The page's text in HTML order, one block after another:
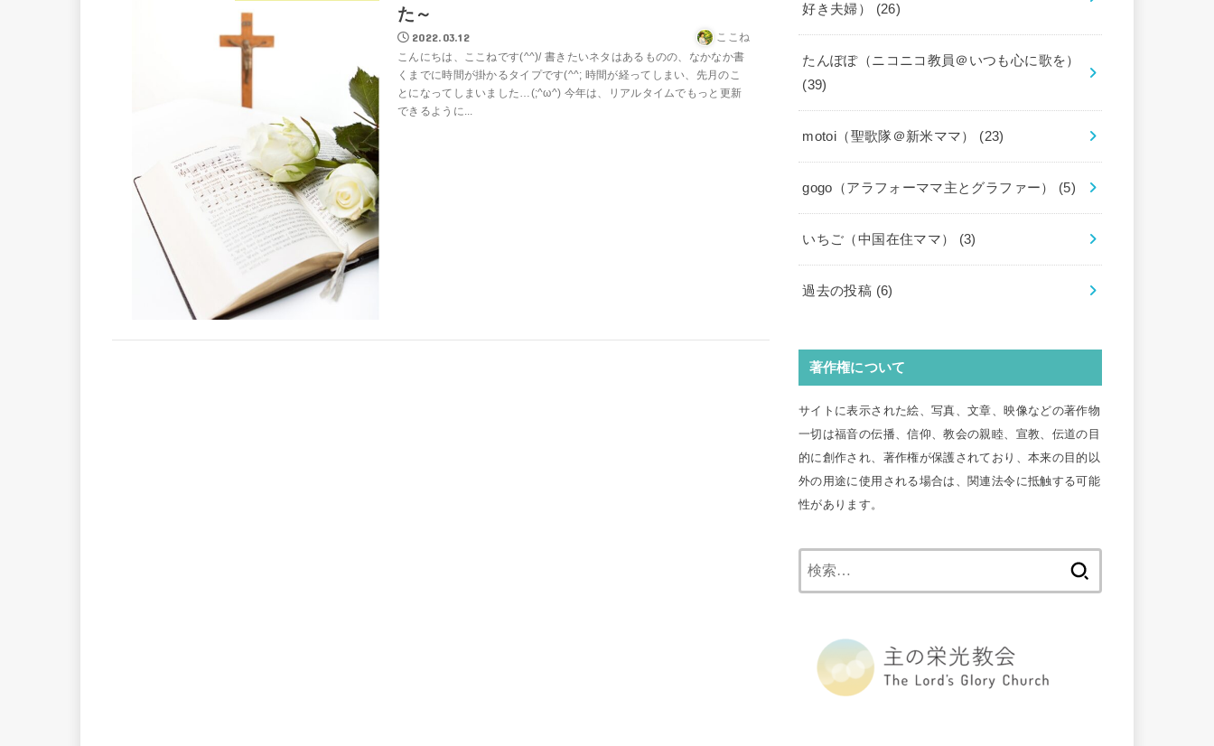
た～
2022.03.12 ここね
こんにちは、ここねです(^^)/ 書きたいネタはあるものの、なかなか書
くまでに時間が掛かるタイプです(^^; 時間が経ってしまい、先月のこ
とになってしまいました…(;^ω^) 今年は、リアルタイムでもっと更新
できるように...
好き夫婦） (26)
たんぽぽ（ニコニコ教員＠いつも心に歌を）
(39)
motoi（聖歌隊＠新米ママ） (23)
gogo（アラフォーママ主とグラファー） (5)
いちご（中国在住ママ） (3)
過去の投稿 (6)
著作権について
サイトに表示された絵、写真、文章、映像などの著作物
一切は福音の伝播、信仰、教会の親睦、宣教、伝道の目
的に創作され、著作権が保護されており、本来の目的以
外の用途に使用される場合は、関連法令に抵触する可能
性があります。